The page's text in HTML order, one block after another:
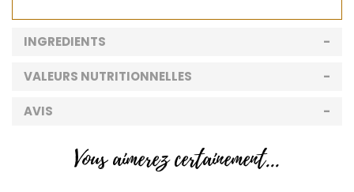
INGREDIENTS
VALEURS NUTRITIONNELLES
AVIS
Vous aimerez certainement...